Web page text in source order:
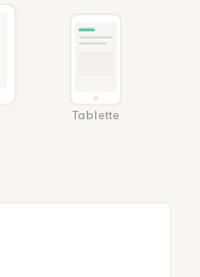
Tablette